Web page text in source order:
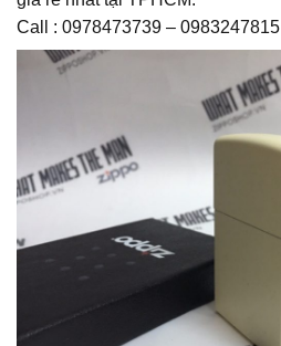
Call : 0978473739 – 0983247815